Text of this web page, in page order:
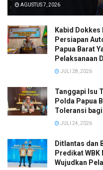
AGUSTUS 7, 2026
Kabid
Persiapan
Papua Barat
Pelaksanaan
JULI 28, 2026
Tanggapi Isu
Polda Papua
Toleransi
JULI 24, 2026
Ditlantas dan
Predikat
Wujudkan